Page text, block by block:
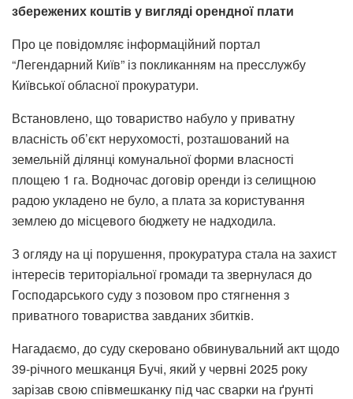
збережених коштів у вигляді орендної плати
Про це повідомляє інформаційний портал
“Легендарний Київ” із покликанням на пресслужбу
Київської обласної прокуратури.
Встановлено, що товариство набуло у приватну
власність об’єкт нерухомості, розташований на
земельній ділянці комунальної форми власності
площею 1 га. Водночас договір оренди із селищною
радою укладено не було, а плата за користування
землею до місцевого бюджету не надходила.
З огляду на ці порушення, прокуратура стала на захист
інтересів територіальної громади та звернулася до
Господарського суду з позовом про стягнення з
приватного товариства завданих збитків.
Нагадаємо, до суду скеровано обвинувальний акт щодо
39-річного мешканця Бучі, який у червні 2025 року
зарізав свою співмешканку під час сварки на ґрунті